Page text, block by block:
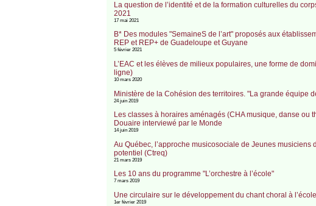
La question de l’identité et de la formation culturelles du
2021
17 mai 2021
B* Des modules "SemaineS de l’art" proposés aux
REP et REP+ de Guadeloupe et Guyane
5 février 2021
L’EAC et les élèves de milieux populaires, une forme de
ligne)
10 mars 2020
Ministère de la Cohésion des territoires. "La grande équipe
24 juin 2019
Les classes à horaires aménagés (CHA musique, danse
Douaire interviewé par le Monde
14 juin 2019
Au Québec, l’approche musicosociale de Jeunes
potentiel (Ctreq)
21 mars 2019
Les 10 ans du programme "L’orchestre à l’école"
7 mars 2019
Une circulaire sur le développement du chant choral à
1er février 2019